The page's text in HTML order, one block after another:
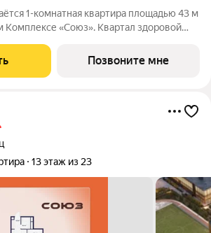
1-комнатная квартира площадью 43 м
Комплексе «Союз». Квартал здоровой
- Ледовая арена для хоккея и
Футбольные поля
Позвоните мне
13 этаж из 23